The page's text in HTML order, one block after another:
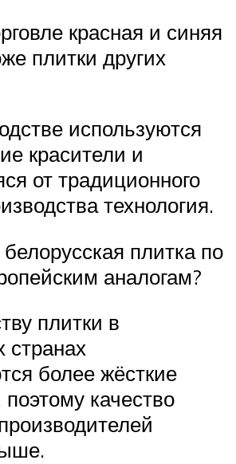
красная и синяя
плитки других
используются
красители и
от традиционного
технология.
плитка по
аналогам?
плитки в
странах
более жёсткие
качество